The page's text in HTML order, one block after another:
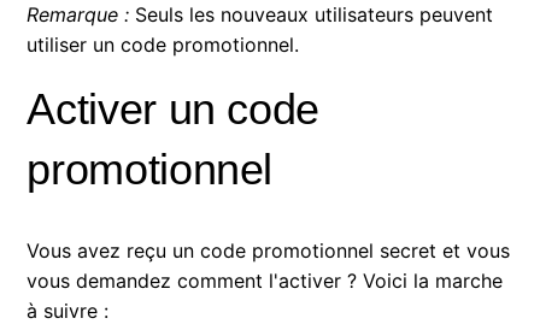
Remarque : Seuls les nouveaux utilisateurs peuvent
utiliser un code promotionnel.
Activer un code
promotionnel
Vous avez reçu un code promotionnel secret et vous
vous demandez comment l'activer ? Voici la marche
à suivre :